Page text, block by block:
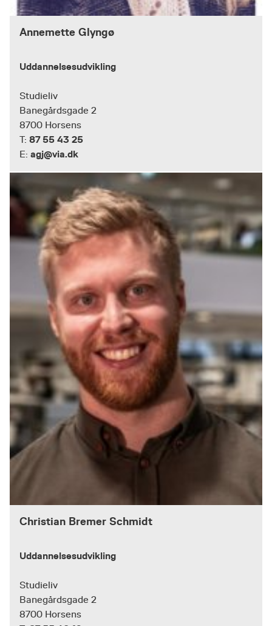
Annemette Glyngø
Uddannelsesudvikling
Studieliv
Banegårdsgade 2
8700 Horsens
T: 87 55 43 25
E: agj@via.dk
Christian Bremer Schmidt
Uddannelsesudvikling
Studieliv
Banegårdsgade 2
8700 Horsens